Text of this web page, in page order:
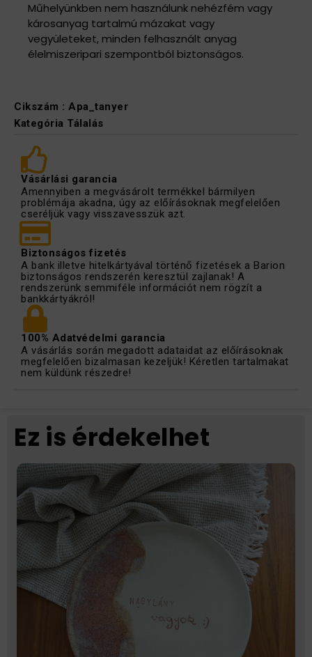
Műhelyünkben nem használunk nehézfém vagy
károsanyag tartalmú mázakat vagy
vegyületeket, minden felhasznált anyag
élelmiszeripari szempontból biztonságos.
Cikszám : Apa_tanyer
Kategória Tálalás
Vásárlási garancia
Amennyiben a megvásárolt termékkel bármilyen
problémája akadna, úgy az előírásoknak megfelelően
cseréljük vagy visszavesszük azt.
Biztonságos fizetés
A bank illetve hitelkártyával történő fizetések a Barion
biztonságos rendszerén keresztül zajlanak! A
rendszerünk semmiféle információt nem rögzít a
bankkártyákról!
100% Adatvédelmi garancia
A vásárlás során megadott adataidat az előírásoknak
megfelelően bizalmasan kezeljük! Kéretlen tartalmakat
nem küldünk részedre!
Ez is érdekelhet